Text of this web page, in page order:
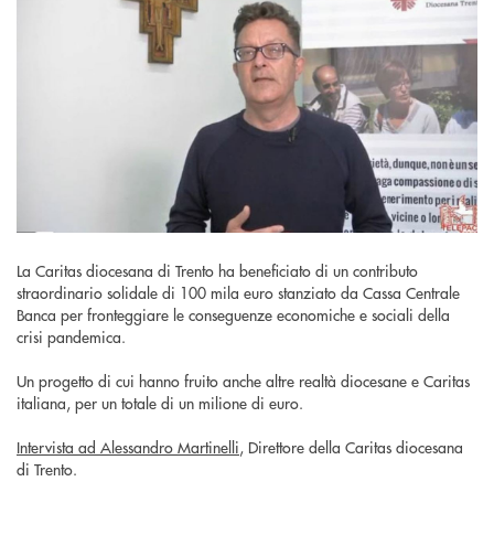
La Caritas diocesana di Trento ha beneficiato di un contributo
straordinario solidale di 100 mila euro stanziato da Cassa Centrale
Banca per fronteggiare le conseguenze economiche e sociali della
crisi pandemica.
Un progetto di cui hanno fruito anche altre realtà diocesane e Caritas
italiana, per un totale di un milione di euro.
Intervista ad Alessandro Martinelli, Direttore della Caritas diocesana
di Trento.